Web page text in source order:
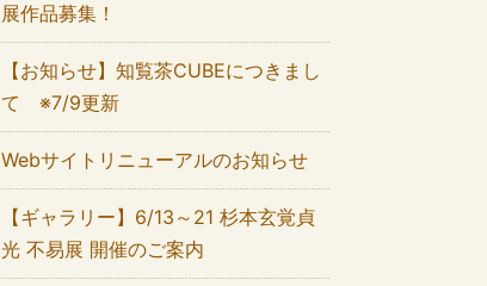
展作品募集！
【お知らせ】知覧茶CUBEにつきまし
て ※7/9更新
Webサイトリニューアルのお知らせ
【ギャラリー】6/13～21 杉本玄覚貞
光 不易展 開催のご案内